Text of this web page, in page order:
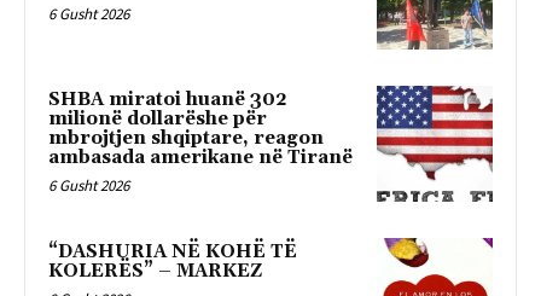
6 Gusht 2026
SHBA miratoi huanë 302
milionë dollarëshe për
mbrojtjen shqiptare, reagon
ambasada amerikane në Tiranë
6 Gusht 2026
“DASHURIA NË KOHË TË
KOLERËS” – MARKEZ